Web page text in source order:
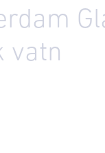
vatn